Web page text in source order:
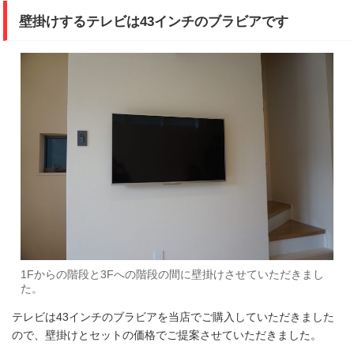
壁掛けするテレビは43インチのブラビアです
1Fからの階段と3Fへの階段の間に壁掛けさせていただきまし
た。
テレビは43インチのブラビアを当店でご購入していただきました
ので、壁掛けとセットの価格でご提案させていただきました。